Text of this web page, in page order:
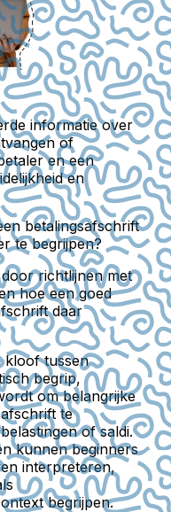
informatie over
of
en een
en
betalingsafschrift
te begrijpen?
richtlijnen met
hoe een goed
daar
kloof tussen
begrip,
om belangrijke
te
of saldi.
kunnen beginners
interpreteren,
begrijpen.